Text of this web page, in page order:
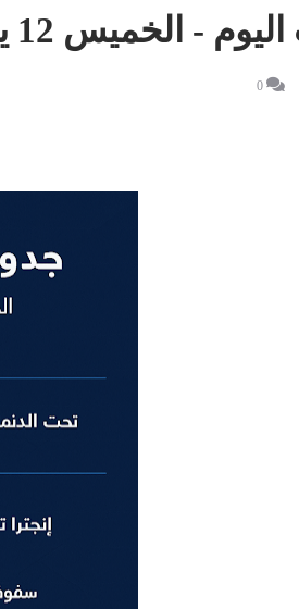
الخميس 12 يونيو 2025
0